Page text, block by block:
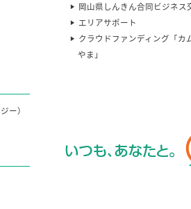
岡山県しんきん合同ビジネス
エリアサポート
クラウドファンディング「カ
やま」
ー）